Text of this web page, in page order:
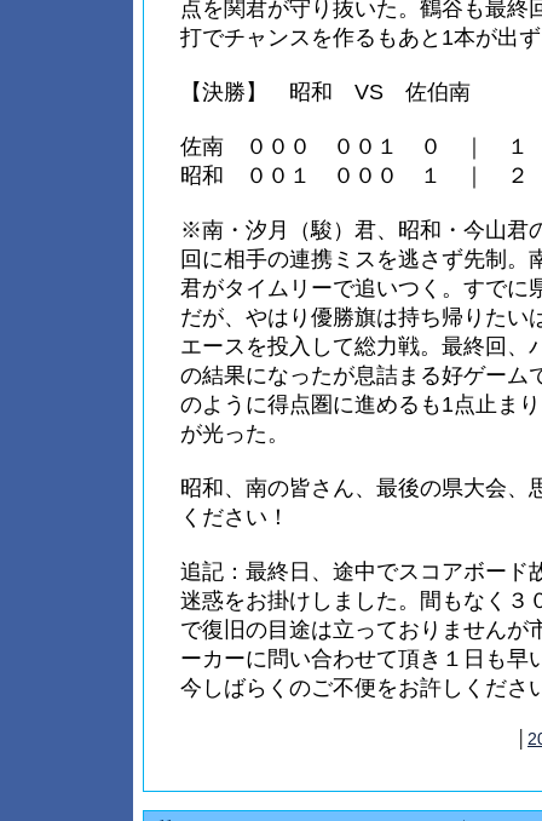
点を関君が守り抜いた。鶴谷も最終
打でチャンスを作るもあと1本が出
【決勝】 昭和 VS 佐伯南
佐南 ０００ ００１ ０ ｜ １
昭和 ００１ ０００ １ ｜ ２
※南・汐月（駿）君、昭和・今山君
回に相手の連携ミスを逃さず先制。
君がタイムリーで追いつく。すでに
だが、やはり優勝旗は持ち帰りたい
エースを投入して総力戦。最終回、
の結果になったが息詰まる好ゲーム
のように得点圏に進めるも1点止ま
が光った。
昭和、南の皆さん、最後の県大会、
ください！
追記：最終日、途中でスコアボード
迷惑をお掛けしました。間もなく３
で復旧の目途は立っておりませんが
ーカーに問い合わせて頂き１日も早
今しばらくのご不便をお許しくださ